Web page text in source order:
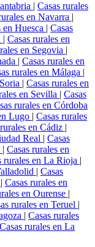
| Casas rurales
en Navarra |
en Huesca | Casas
| Casas rurales en
en Segovia |
| Casas rurales en
rurales en Málaga |
| Casas rurales en
en Sevilla | Casas
rurales en Córdoba
Lugo | Casas rurales
en Cádiz |
Real | Casas
| Casas rurales en
rurales en La Rioja |
| Casas
| Casas rurales en
en Ourense |
rurales en Teruel |
| Casas rurales
Casas rurales en La